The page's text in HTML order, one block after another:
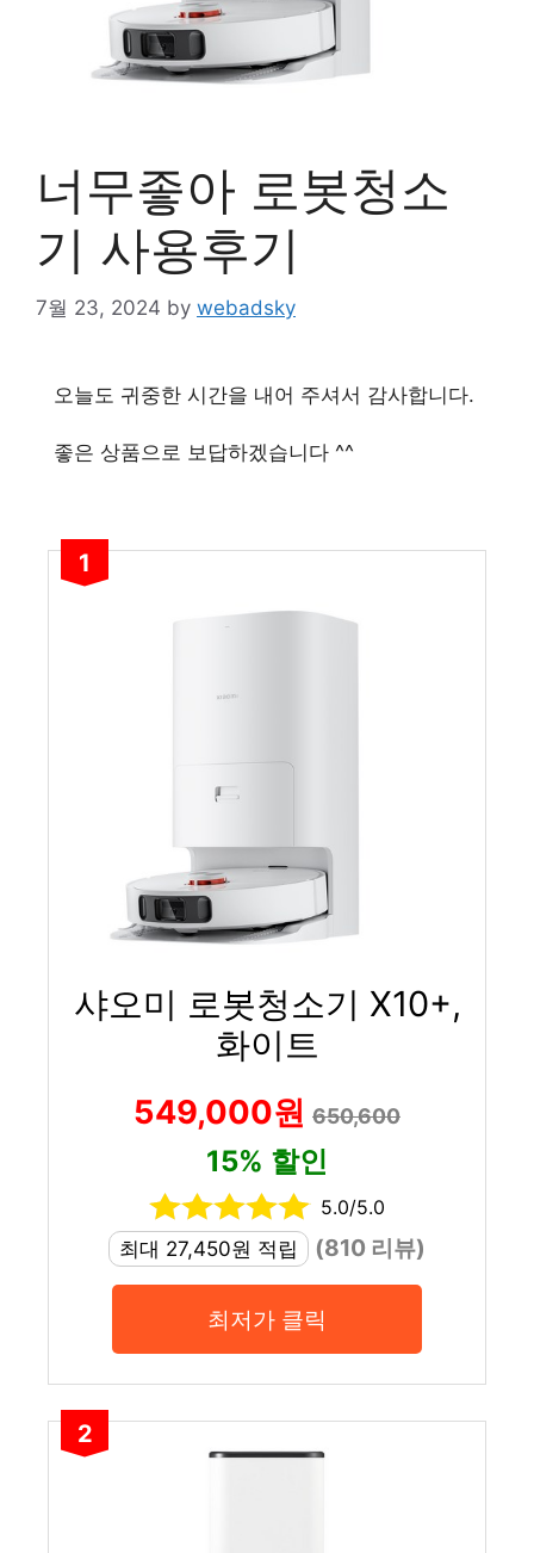
너무좋아 로봇청소
기 사용후기
7월 23, 2024 by webadsky
오늘도 귀중한 시간을 내어 주셔서 감사합니다.
좋은 상품으로 보답하겠습니다 ^^
1
샤오미 로봇청소기 X10+,
화이트
549,000원 650,600
15% 할인
5.0/5.0
최대 27,450원 적립
(810 리뷰)
최저가 클릭
2